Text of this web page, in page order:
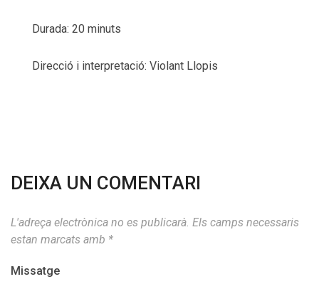
Durada: 20 minuts
Direcció i interpretació: Violant Llopis
DEIXA UN COMENTARI
L'adreça electrònica no es publicarà. Els camps necessaris
estan marcats amb *
Missatge